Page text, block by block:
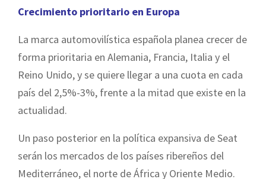
Crecimiento prioritario en Europa
La marca automovilística española planea crecer de
forma prioritaria en Alemania, Francia, Italia y el
Reino Unido, y se quiere llegar a una cuota en cada
país del 2,5%-3%, frente a la mitad que existe en la
actualidad.
Un paso posterior en la política expansiva de Seat
serán los mercados de los países ribereños del
Mediterráneo, el norte de África y Oriente Medio.